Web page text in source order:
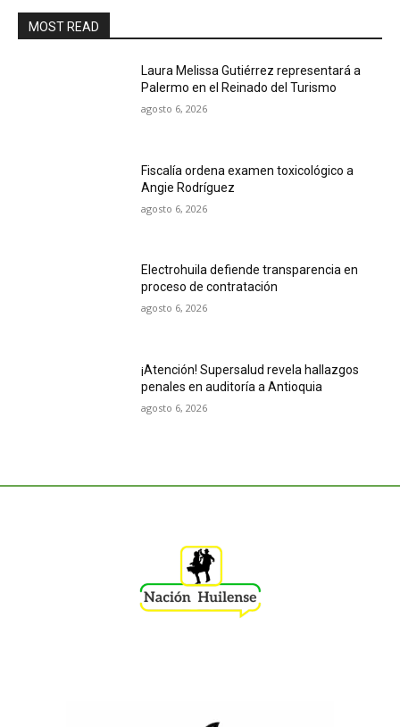
MOST READ
Laura Melissa Gutiérrez representará a
Palermo en el Reinado del Turismo
agosto 6, 2026
Fiscalía ordena examen toxicológico a
Angie Rodríguez
agosto 6, 2026
Electrohuila defiende transparencia en
proceso de contratación
agosto 6, 2026
¡Atención! Supersalud revela hallazgos
penales en auditoría a Antioquia
agosto 6, 2026